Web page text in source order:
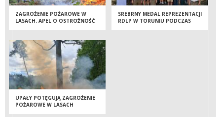
ZAGROŻENIE POŻAROWE W
LASACH. APEL O OSTROŻNOŚĆ
SREBRNY MEDAL REPREZENTACJI
RDLP W TORUNIU PODCZAS
UPAŁY POTĘGUJĄ ZAGROŻENIE
POŻAROWE W LASACH